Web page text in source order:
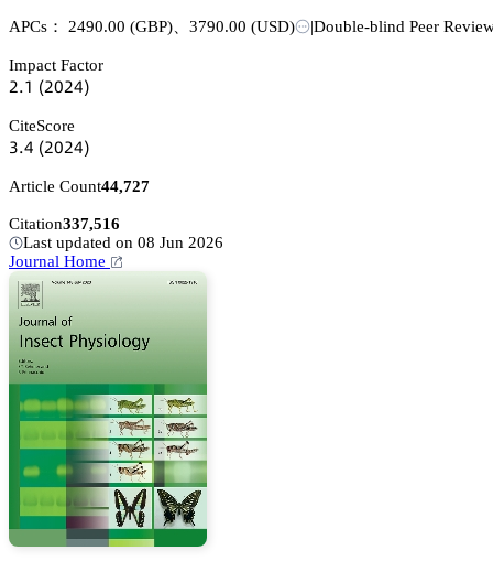
APCs： 2490.00 (GBP)、 3790.00 (USD) |Double-blind Peer
Impact Factor
缗.声 (缗蔡缗鋺)
CiteScore
杚.鋺 (缗蔡缗鋺)
Article Count44,727
Citation337,516
Last updated on 08 Jun 2026
Journal Home